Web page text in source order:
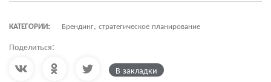
КАТЕГОРИИ: Брендинг, стратегическое планирование
Поделиться:
В закладки